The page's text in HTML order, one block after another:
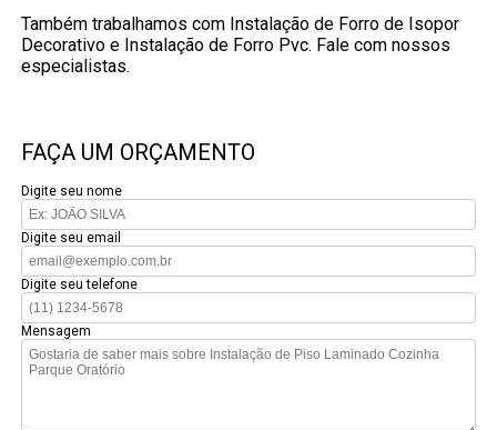
Também trabalhamos com Instalação de Forro de Isopor
Decorativo e Instalação de Forro Pvc. Fale com nossos
especialistas.
FAÇA UM ORÇAMENTO
Digite seu nome
Digite seu email
Digite seu telefone
Mensagem